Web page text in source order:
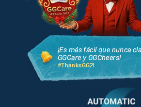
¡Es más fácil que nunca
GGCare y GGCheers!
#ThanksGG